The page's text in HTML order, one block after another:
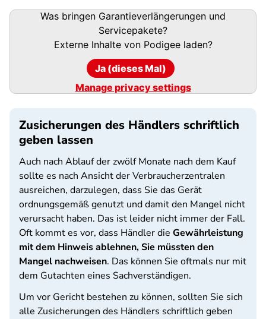
Podigee-Was bringen Garantieverlängerungen und
Servicepakete?
Externe Inhalte von Podigeeladen?
Ja (dieses Mal)
Manage privacy settings
Zusicherungen des Händlers schriftlich
geben lassen
Auch nach Ablauf der zwölf Monate nach dem Kauf
sollte es nach Ansicht der Verbraucherzentralen
ausreichen, darzulegen, dass Sie das Gerät
ordnungsgemäß genutzt und damit den Mangel nicht
verursacht haben. Das ist leider nicht immer der Fall.
Oft kommt es vor, dass Händler die Gewährleistung
mit dem Hinweis ablehnen, Sie müssten den
Mangel nachweisen. Das können Sie oftmals nur mit
dem Gutachten eines Sachverständigen.
Um vor Gericht bestehen zu können, sollten Sie sich
alle Zusicherungen des Händlers schriftlich geben